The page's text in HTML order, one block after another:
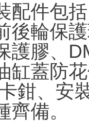
配件包
後輪保
護膠、
缸蓋防
鉗、安
備。